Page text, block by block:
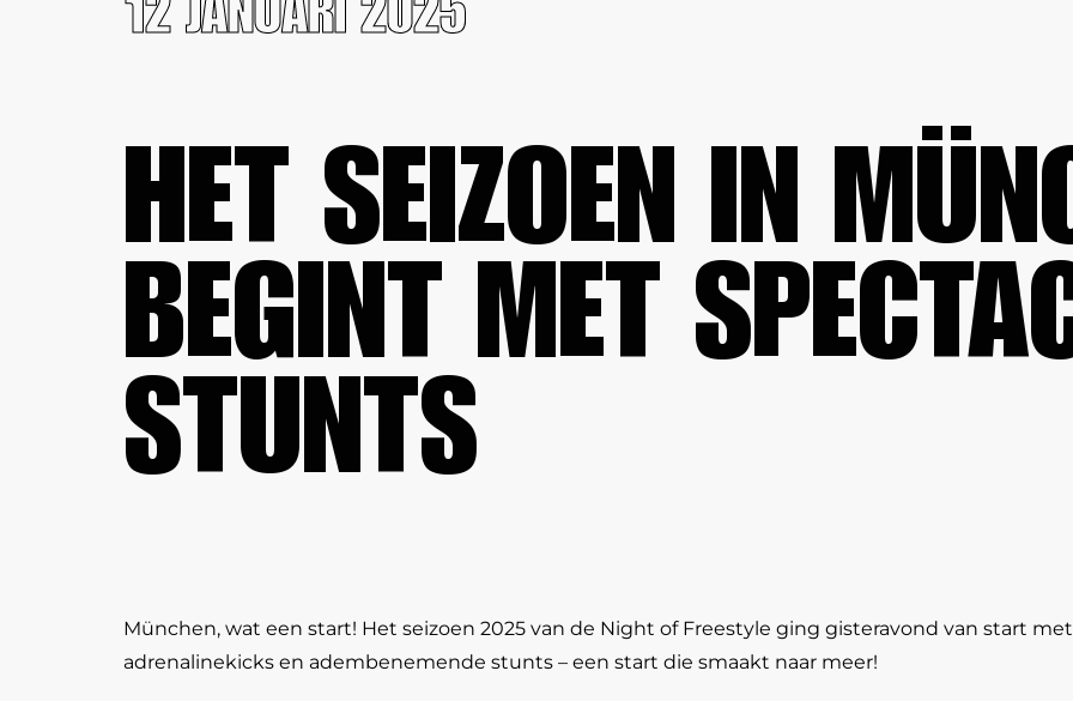
12 JANUARI 2025
HET SEIZOEN IN
BEGINT MET
STUNTS
München, wat een start! Het seizoen 2025 van de Night of Freestyle ging gisteravond van start
adrenalinekicks en adembenemende stunts – een start die smaakt naar meer!